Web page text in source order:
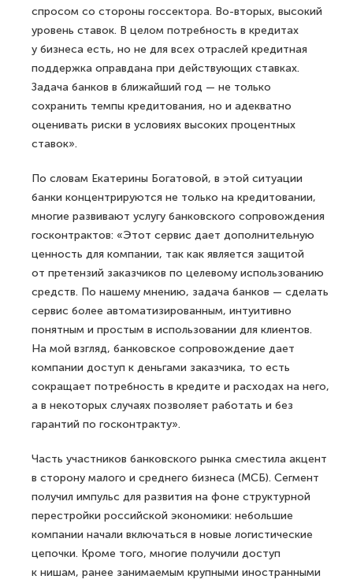
спросом со стороны госсектора. Во-вторых, высокий
уровень ставок. В целом потребность в кредитах
у бизнеса есть, но не для всех отраслей кредитная
поддержка оправдана при действующих ставках.
Задача банков в ближайший год — не только
сохранить темпы кредитования, но и адекватно
оценивать риски в условиях высоких процентных
ставок».
По словам Екатерины Богатовой, в этой ситуации
банки концентрируются не только на кредитовании,
многие развивают услугу банковского сопровождения
госконтрактов: «Этот сервис дает дополнительную
ценность для компании, так как является защитой
от претензий заказчиков по целевому использованию
средств. По нашему мнению, задача банков — сделать
сервис более автоматизированным, интуитивно
понятным и простым в использовании для клиентов.
На мой взгляд, банковское сопровождение дает
компании доступ к деньгами заказчика, то есть
сокращает потребность в кредите и расходах на него,
а в некоторых случаях позволяет работать и без
гарантий по госконтракту».
Часть участников банковского рынка сместила акцент
в сторону малого и среднего бизнеса (МСБ). Сегмент
получил импульс для развития на фоне структурной
перестройки российской экономики: небольшие
компании начали включаться в новые логистические
цепочки. Кроме того, многие получили доступ
к нишам, ранее занимаемым крупными иностранными